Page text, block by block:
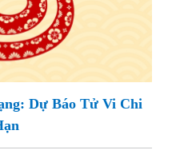
Dự Báo Tử Vi Chi